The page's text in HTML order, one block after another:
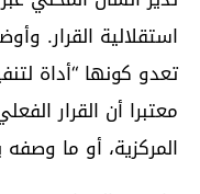
استقلالية القرار.
تعدو كونها “أداة
معتبرا أن القرار
المركزية، أو ما وصفه